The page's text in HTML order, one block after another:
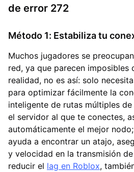
de error 272
Método 1: Estabiliza tu
Muchos jugadores se
red, ya que parecen imposibles
realidad, no es así: solo
para optimizar fácilmente la
inteligente de rutas múltiples de
el servidor al que te conectes,
automáticamente el mejor
ayuda a encontrar un atajo,
y velocidad en la transmisión
reducir el lag en Roblox,